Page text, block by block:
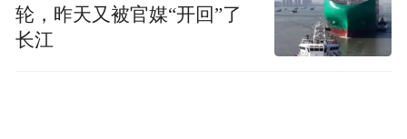
轮，昨天又被官媒“开回”了
长江